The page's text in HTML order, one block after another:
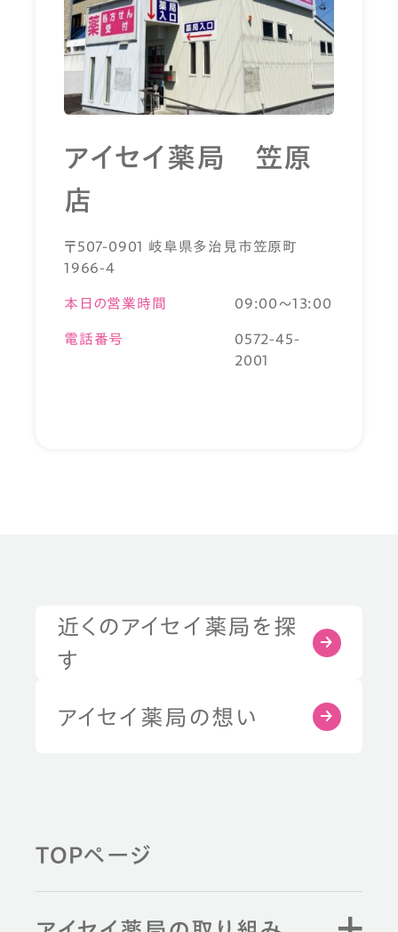
アイセイ薬局 笠原
店
〒507-0901 岐阜県多治見市笠原町
1966-4
本日の営業時間 09:00～13:00
電話番号
0572-45-
2001
近くのアイセイ薬局を探
す
アイセイ薬局の想い
TOPページ